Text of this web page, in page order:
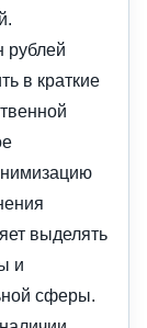
рублей
в краткие
выделять
и
сферы.